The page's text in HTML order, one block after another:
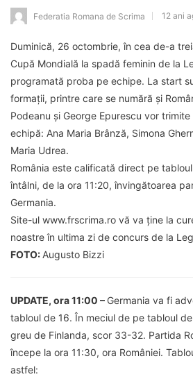
Federatia Romana de Scrima 12 ani
Duminică, 26 octombrie, în cea de-a
Cupă Mondială la spadă feminin de la
programată proba pe echipe. La start
formații, printre care se numără și
Podeanu și George Epurescu vor
echipă: Ana Maria Brânză, Simona
Maria Udrea.
România este calificată direct pe
întâlni, de la ora 11:20, învingătoarea
Germania.
Site-ul www.frscrima.ro vă va ține la
noastre în ultima zi de concurs de la
FOTO: Augusto Bizzi
UPDATE, ora 11:00 – Germania va fi
tabloul de 16. În meciul de pe tabloul
greu de Finlanda, scor 33-32. Partida
începe la ora 11:30, ora României.
astfel: